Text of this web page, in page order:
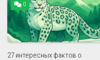
0
27 интересных фактов о